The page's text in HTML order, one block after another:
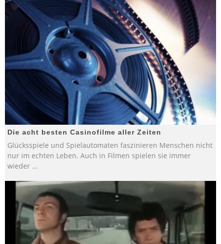
Die acht besten Casinofilme aller Zeiten
Glücksspiele und Spielautomaten faszinieren Menschen nicht
nur im echten Leben. Auch in Filmen spielen sie immer
wieder ...